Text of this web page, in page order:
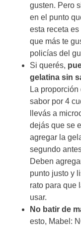
gusten. Pero
en el punto
esta receta
que más te
policías del
Si querés,
gelatina sin
La
sabor por 4
llevás a
dejás que se
agregar la
segundo
Deben
punto justo y
rato para que
usar.
No batir de
esto, Mabel: